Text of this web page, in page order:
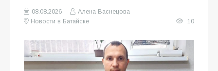
08.08.2026
Алена Васнецова
Новости в Батайске
10